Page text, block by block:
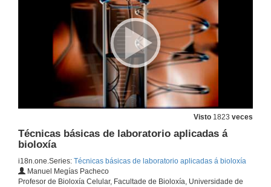
Visto 1823 veces
Técnicas básicas de laboratorio aplicadas á
bioloxía
i18n.one.Series: Técnicas básicas de laboratorio aplicadas á bioloxía
Manuel Megías Pacheco
Profesor de Bioloxía Celular, Facultade de Bioloxía, Universidade de